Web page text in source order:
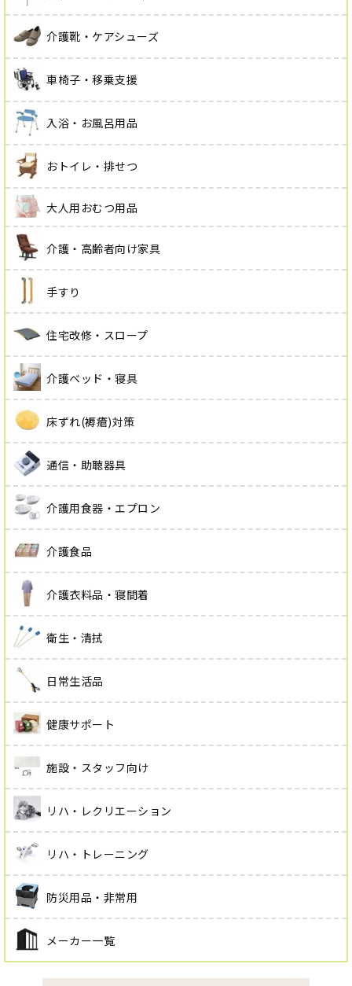
介護靴・ケアシューズ
車椅子・移乗支援
入浴・お風呂用品
おトイレ・排せつ
大人用おむつ用品
介護・高齢者向け家具
手すり
住宅改修・スロープ
介護ベッド・寝具
床ずれ(褥瘡)対策
通信・助聴器具
介護用食器・エプロン
介護食品
介護衣料品・寝間着
衛生・清拭
日常生活品
健康サポート
施設・スタッフ向け
リハ・レクリエーション
リハ・トレーニング
防災用品・非常用
メーカー一覧